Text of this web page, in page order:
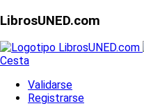
LibrosUNED.com
Cesta
Validarse
Registrarse